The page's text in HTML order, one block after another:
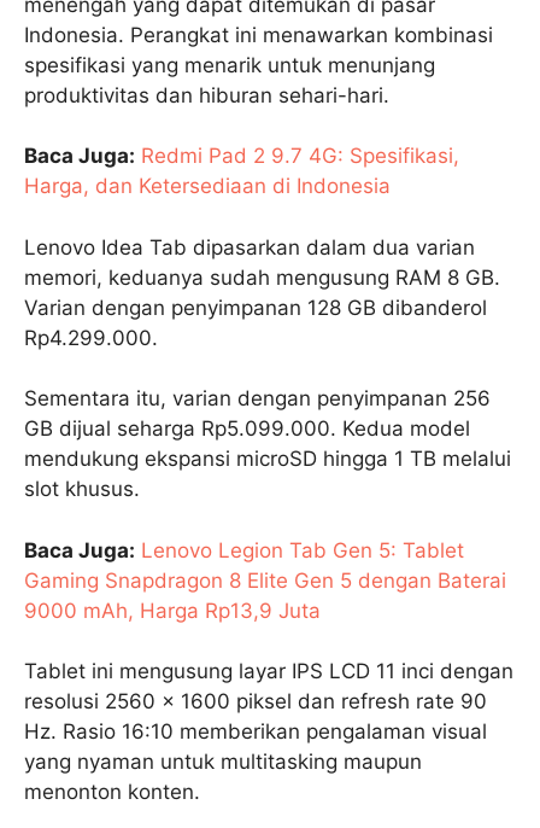
Indonesia. Perangkat ini menawarkan kombinasi
spesifikasi yang menarik untuk menunjang
produktivitas dan hiburan sehari-hari.
Baca Juga: Redmi Pad 2 9.7 4G: Spesifikasi,
Harga, dan Ketersediaan di Indonesia
Lenovo Idea Tab dipasarkan dalam dua varian
memori, keduanya sudah mengusung RAM 8 GB.
Varian dengan penyimpanan 128 GB dibanderol
Rp4.299.000.
Sementara itu, varian dengan penyimpanan 256
GB dijual seharga Rp5.099.000. Kedua model
mendukung ekspansi microSD hingga 1 TB melalui
slot khusus.
Baca Juga: Lenovo Legion Tab Gen 5: Tablet
Gaming Snapdragon 8 Elite Gen 5 dengan Baterai
9000 mAh, Harga Rp13,9 Juta
Tablet ini mengusung layar IPS LCD 11 inci dengan
resolusi 2560 x 1600 piksel dan refresh rate 90
Hz. Rasio 16:10 memberikan pengalaman visual
yang nyaman untuk multitasking maupun
menonton konten.